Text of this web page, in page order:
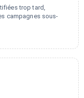
trop tard,
campagnes sous-